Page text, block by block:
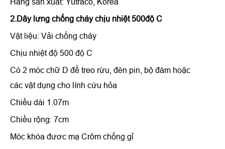
Hãng sản xuất: Yutraco, Korea
2.Dây lưng chống cháy chịu nhiệt 500độ C
Vật liệu: Vải chống cháy
Chịu nhiệt độ 500 độ C
Có 2 móc chữ D để treo rừu, đèn pin, bộ đàm hoặc
các vật dụng cho lính cứu hỏa
Chiều dài 1.07m
Chiều rộng: 7cm
Móc khóa đươc mạ Crôm chống gỉ